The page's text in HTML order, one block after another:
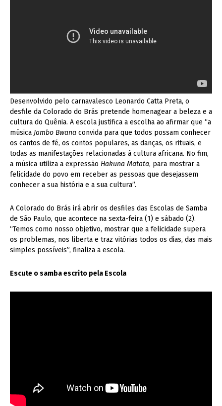
Desenvolvido pelo carnavalesco Leonardo Catta Preta, o
desfile da Colorado do Brás pretende homenagear a beleza e a
cultura do Quênia. A escola justifica a escolha ao afirmar que “a
música Jambo Bwana convida para que todos possam conhecer
os cantos de fé, os contos populares, as danças, os rituais, e
todas as manifestações relacionadas à cultura africana. No fim,
a música utiliza a expressão Hakuna Matata, para mostrar a
felicidade do povo em receber as pessoas que desejassem
conhecer a sua história e a sua cultura”.
A Colorado do Brás irá abrir os desfiles das Escolas de Samba
de São Paulo, que acontece na sexta-feira (1) e sábado (2).
“Temos como nosso objetivo, mostrar que a felicidade supera
os problemas, nos liberta e traz vitórias todos os dias, das mais
simples possíveis”, finaliza a escola.
Escute o samba escrito pela Escola